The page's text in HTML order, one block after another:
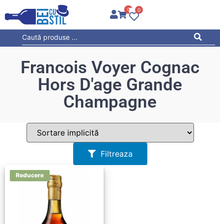
0 0
Francois Voyer Cognac
Hors D'age Grande
Champagne
Filtreaza